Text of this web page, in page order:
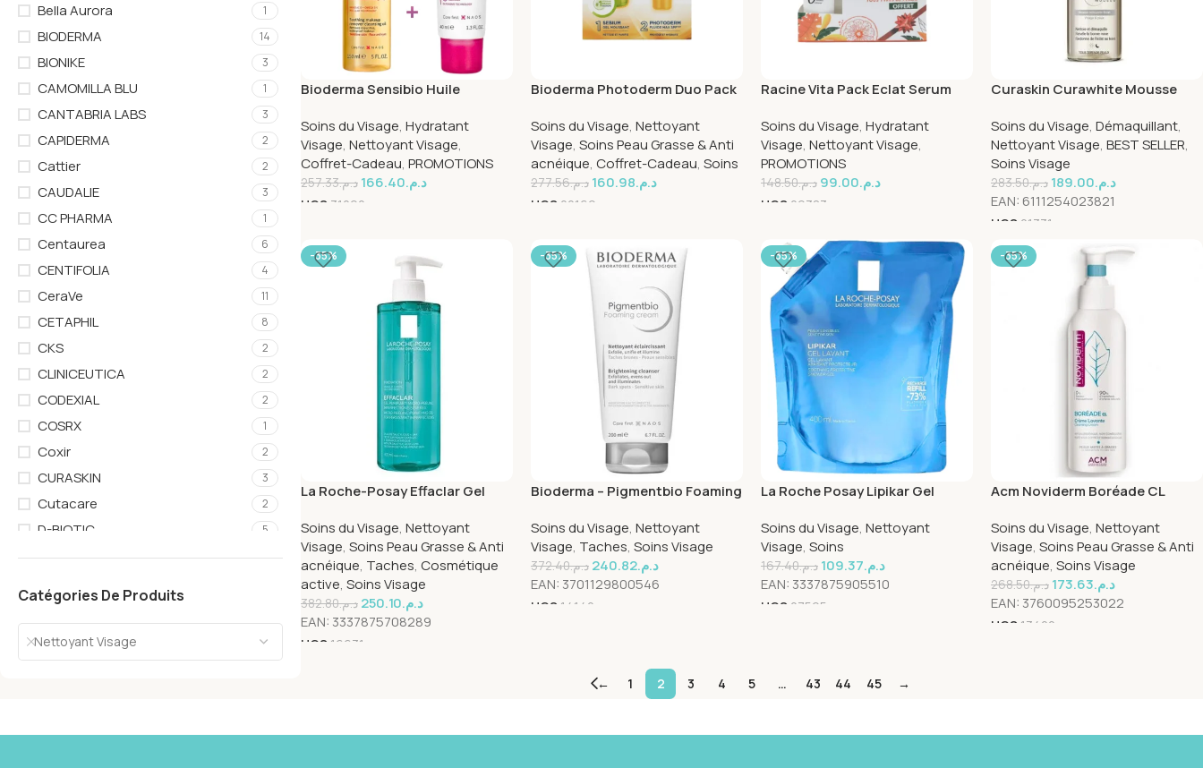
Bella Aurora 1
BIODERMA 14
BIONIKE 3
CAMOMILLA BLU 1
CANTABRIA LABS 3
CAPIDERMA 2
Cattier 2
CAUDALIE 3
CC PHARMA 1
Centaurea 6
CENTIFOLIA 4
CeraVe 11
CETAPHIL 8
CKS 2
CLINICEUTICA 2
CODEXIAL 2
COSRX 1
Coxir 2
CURASKIN 3
Cutacare 2
D-BIOTIC 5
DCP 3
DERMACEUTIC
DERMADOC
Dermaglow 1
Dermanege 1
Catégories De Produits
Nettoyant Visage
Bioderma Sensibio Huile
Defensive Rich 40ml Duo Pack
Soins du Visage, Hydratant
Visage, Nettoyant Visage,
Coffret-Cadeau, PROMOTIONS
د.م.257.33 د.م.166.40
UGS 31292
Bioderma Photoderm Duo Pack
Spf100+Sebium Gel Moussant
Soins du Visage, Nettoyant
Visage, Soins Peau Grasse & Anti
acnéique, Coffret-Cadeau, Soins
د.م.277.56 د.م.160.98
UGS 22169
Racine Vita Pack Eclat Serum
Vitamine C+ Gel Nettoyant
Soins du Visage, Hydratant
Visage, Nettoyant Visage,
PROMOTIONS
د.م.148.50 د.م.99.00
UGS 29383
Curaskin Curawhite Mousse
Soins du Visage, Démaquillant,
Nettoyant Visage, BEST SELLER,
Soins Visage
د.م.283.50 د.م.189.00
EAN: 6111254023821
UGS 21331
-35%
La Roche-Posay Effaclar Gel
Grasse Acnéique | 400ml
Soins du Visage, Nettoyant
Visage, Soins Peau Grasse & Anti
acnéique, Taches, Cosmétique
active, Soins Visage
د.م.382.80 د.م.250.10
EAN: 3337875708289
UGS 16631
-35%
Bioderma – Pigmentbio Foaming
Soins du Visage, Nettoyant
Visage, Taches, Soins Visage
د.م.372.40 د.م.240.82
EAN: 3701129800546
UGS 14142
-35%
La Roche Posay Lipikar Gel
Soins du Visage, Nettoyant
Visage, Soins
د.م.167.40 د.م.109.37
EAN: 3337875905510
UGS 27595
-35%
Acm Noviderm Boréade CL
Soins du Visage, Nettoyant
Visage, Soins Peau Grasse & Anti
acnéique, Soins Visage
د.م.268.50 د.م.173.63
EAN: 3760095253022
UGS 13402
← 1 2 3 4 5 … 43 44 45 →